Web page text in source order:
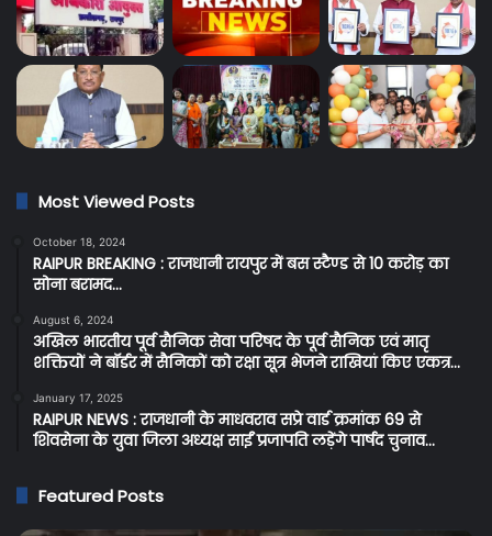
Most Viewed Posts
October 18, 2024
RAIPUR BREAKING : राजधानी रायपुर में बस स्टैण्ड से 10 करोड़ का
सोना बरामद…
August 6, 2024
अखिल भारतीय पूर्व सैनिक सेवा परिषद के पूर्व सैनिक एवं मातृ
शक्तियों ने बॉर्डर में सैनिकों को रक्षा सूत्र भेजने राखियां किए एकत्र…
January 17, 2025
RAIPUR NEWS : राजधानी के माधवराव सप्रे वार्ड क्रमांक 69 से
शिवसेना के युवा जिला अध्यक्ष साईं प्रजापति लड़ेंगे पार्षद चुनाव…
Featured Posts